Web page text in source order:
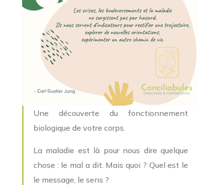
Une découverte du fonctionnement
biologique de votre corps.
La maladie est là pour nous dire quelque
chose : le mal a dit. Mais quoi ? Quel est le
le message, le sens ?